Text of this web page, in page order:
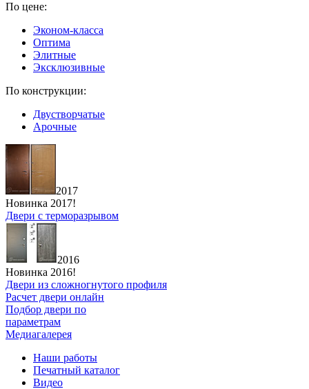
По цене:
Эконом-класса
Оптима
Элитные
Эксклюзивные
По конструкции:
Двустворчатые
Арочные
2017
Новинка 2017!
Двери с терморазрывом
2016
Новинка 2016!
Двери из сложногнутого профиля
Расчет двери онлайн
Подбор двери по
параметрам
Медиагалерея
Наши работы
Печатный каталог
Видео